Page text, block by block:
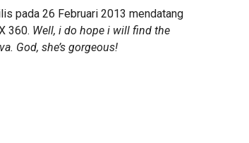
pada 26 Februari 2013 mendatang
360. Well, i do hope i will find the
God, she’s gorgeous!